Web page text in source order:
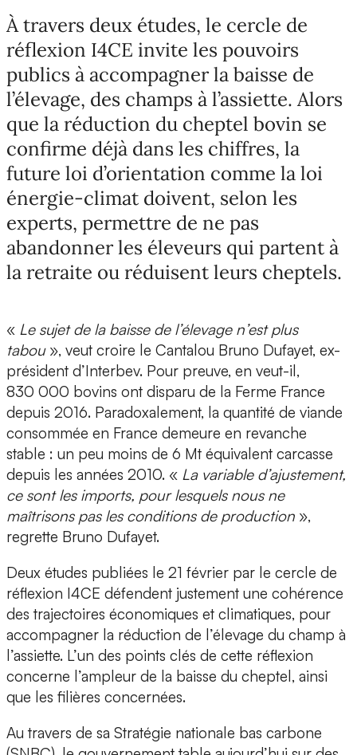
À travers deux études, le cercle de
réflexion I4CE invite les pouvoirs
publics à accompagner la baisse de
l’élevage, des champs à l’assiette. Alors
que la réduction du cheptel bovin se
confirme déjà dans les chiffres, la
future loi d’orientation comme la loi
énergie-climat doivent, selon les
experts, permettre de ne pas
abandonner les éleveurs qui partent à
la retraite ou réduisent leurs cheptels.
« Le sujet de la baisse de l’élevage n’est plus
tabou», veut croire le Cantalou Bruno Dufayet, ex-
président d’Interbev. Pour preuve, en veut-il,
830 000 bovins ont disparu de la Ferme France
depuis 2016. Paradoxalement, la quantité de viande
consommée en France demeure en revanche
stable : un peu moins de 6 Mt équivalent carcasse
depuis les années 2010. « La variable d’ajustement,
ce sont les imports, pour lesquels nous ne
maîtrisons pas les conditions de production »,
regrette Bruno Dufayet.
Deux études publiées le 21 février par le cercle de
réflexion I4CE défendent justement une cohérence
des trajectoires économiques et climatiques, pour
accompagner la réduction de l’élevage du champ à
l’assiette. L’un des points clés de cette réflexion
concerne l’ampleur de la baisse du cheptel, ainsi
que les filières concernées.
Au travers de sa Stratégie nationale bas carbone